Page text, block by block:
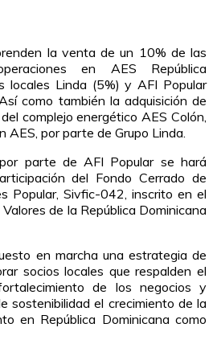
la venta de un 10% de las
en AES República
locales Linda (5%) y AFI Popular
como también la adquisición de
complejo energético AES Colón,
AES, por parte de Grupo Linda.
parte de AFI Popular se hará
del Fondo Cerrado de
Popular, Sivfic-042, inscrito en el
de la República Dominicana
en marcha una estrategia de
socios locales que respalden el
de los negocios y
sostenibilidad el crecimiento de la
en República Dominicana como